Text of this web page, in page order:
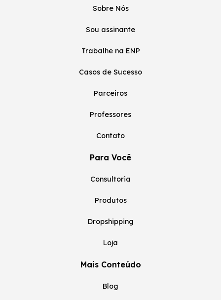
Sobre Nós
Sou assinante
Trabalhe na ENP
Casos de Sucesso
Parceiros
Professores
Contato
Para Você
Consultoria
Produtos
Dropshipping
Loja
Mais Conteúdo
Blog